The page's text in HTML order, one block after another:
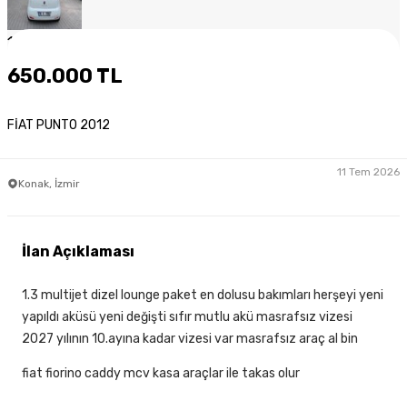
1
650.000 TL
FİAT PUNT0 2012
Konak, İzmir
11 Tem 2026
İlan Açıklaması
1.3 multijet dizel lounge paket en dolusu bakımları herşeyi yeni
yapıldı aküsü yeni değişti sıfır mutlu akü masrafsız vizesi
2027 yılının 10.ayına kadar vizesi var masrafsız araç al bin
fiat fiorino caddy mcv kasa araçlar ile takas olur